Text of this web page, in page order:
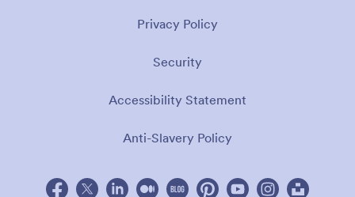
Privacy Policy
Security
Accessibility Statement
Anti-Slavery Policy